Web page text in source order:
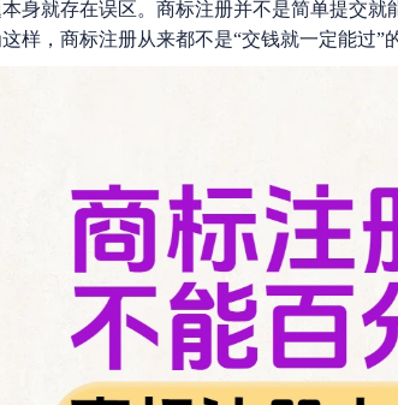
身就存在误区。商标注册并不是简单提交
样，商标注册从来都不是“交钱就一定能过”